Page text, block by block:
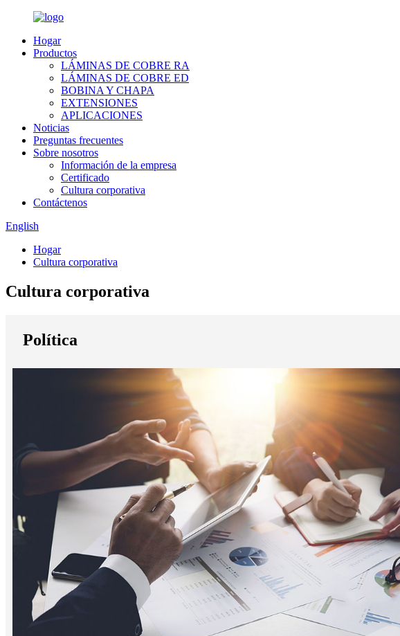
Hogar
Productos
LÁMINAS DE COBRE RA
LÁMINAS DE COBRE ED
BOBINA Y CHAPA
EXTENSIONES
APLICACIONES
Noticias
Preguntas frecuentes
Sobre nosotros
Información de la empresa
Certificado
Cultura corporativa
Contáctenos
English
Hogar
Cultura corporativa
Cultura corporativa
Política